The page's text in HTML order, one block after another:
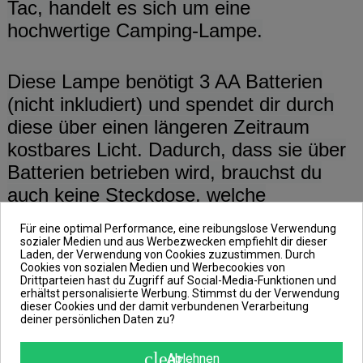
Tac, handelt es sich um eine
hochwertige Camping-Lampe.
Diese Lampe benötigt 3 AA Batterien
(nicht inkludiert) und spendet dir durch
diese über einen längeren Zeitraum
kostbares Licht. Dadurch, dass sie über
Batterien betrieben wird, brauchst du
auch keine Steckdose, welche
eher Mangelware ist.
Ein weiterer Vorteil der Lampe besteht
darin, dass du sie auch
zusammenschieben kannst und diese
Für eine optimal Performance, eine reibungslose Verwendung
sozialer Medien und aus Werbezwecken empfiehlt dir dieser
Laden, der Verwendung von Cookies zuzustimmen. Durch
Cookies von sozialen Medien und Werbecookies von
Drittparteien hast du Zugriff auf Social-Media-Funktionen und
erhältst personalisierte Werbung. Stimmst du der Verwendung
dieser Cookies und der damit verbundenen Verarbeitung
deiner persönlichen Daten zu?
Ablehnen